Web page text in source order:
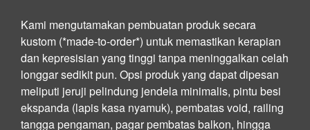
Kami mengutamakan pembuatan produk secara
kustom (*made-to-order*) untuk memastikan kerapian
dan kepresisian yang tinggi tanpa meninggalkan celah
longgar sedikit pun. Opsi produk yang dapat dipesan
meliputi jeruji pelindung jendela minimalis, pintu besi
ekspanda (lapis kasa nyamuk), pembatas void, railing
tangga pengaman, pagar pembatas balkon, hingga